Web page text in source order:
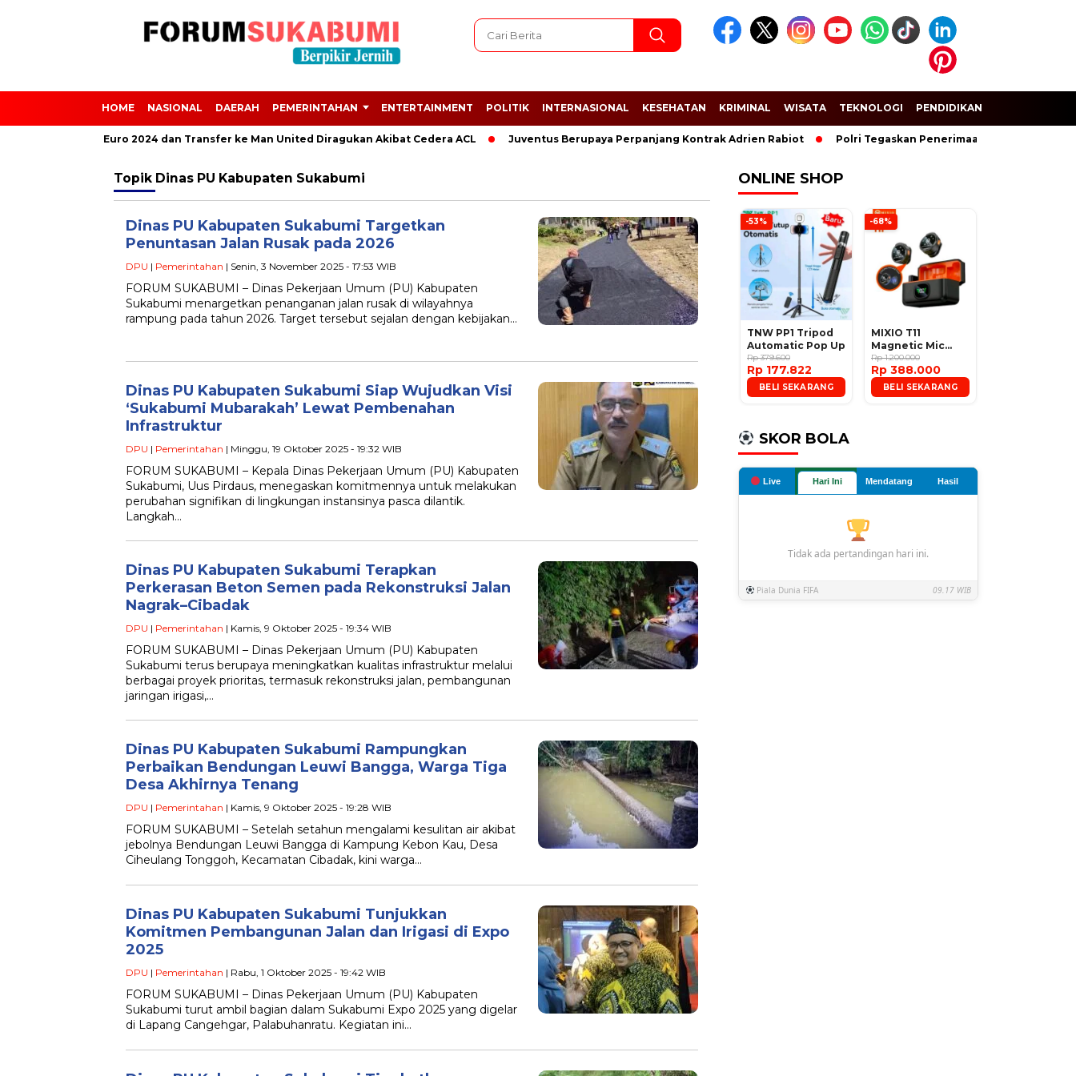
HOME NASIONAL DAERAH PEMERINTAHAN ENTERTAINMENT POLITIK INTERNASIONAL KESEHATAN KRIMINAL WISATA TEKNOLOGI PENDIDIKAN
Absen dari Euro 2024 dan Transfer ke Man United Diragukan Akibat Cedera ACL Juventus Berupaya Perpanjang Kontrak Adrien Rabiot Polri Tegaskan Penerimaan Anggota dan
Topik Dinas PU Kabupaten Sukabumi
Dinas PU Kabupaten Sukabumi Targetkan
Penuntasan Jalan Rusak pada 2026
DPU | Pemerintahan | Senin, 3 November 2025 - 17:53 WIB
FORUM SUKABUMI – Dinas Pekerjaan Umum (PU) Kabupaten
Sukabumi menargetkan penanganan jalan rusak di wilayahnya
rampung pada tahun 2026. Target tersebut sejalan dengan kebijakan…
Dinas PU Kabupaten Sukabumi Siap Wujudkan Visi
‘Sukabumi Mubarakah’ Lewat Pembenahan
Infrastruktur
DPU | Pemerintahan | Minggu, 19 Oktober 2025 - 19:32 WIB
FORUM SUKABUMI – Kepala Dinas Pekerjaan Umum (PU) Kabupaten
Sukabumi, Uus Pirdaus, menegaskan komitmennya untuk melakukan
perubahan signifikan di lingkungan instansinya pasca dilantik.
Langkah…
Dinas PU Kabupaten Sukabumi Terapkan
Perkerasan Beton Semen pada Rekonstruksi Jalan
Nagrak–Cibadak
DPU | Pemerintahan | Kamis, 9 Oktober 2025 - 19:34 WIB
FORUM SUKABUMI – Dinas Pekerjaan Umum (PU) Kabupaten
Sukabumi terus berupaya meningkatkan kualitas infrastruktur melalui
berbagai proyek prioritas, termasuk rekonstruksi jalan, pembangunan
jaringan irigasi,…
Dinas PU Kabupaten Sukabumi Rampungkan
Perbaikan Bendungan Leuwi Bangga, Warga Tiga
Desa Akhirnya Tenang
DPU | Pemerintahan | Kamis, 9 Oktober 2025 - 19:28 WIB
FORUM SUKABUMI – Setelah setahun mengalami kesulitan air akibat
jebolnya Bendungan Leuwi Bangga di Kampung Kebon Kau, Desa
Ciheulang Tonggoh, Kecamatan Cibadak, kini warga…
Dinas PU Kabupaten Sukabumi Tunjukkan
Komitmen Pembangunan Jalan dan Irigasi di Expo
2025
DPU | Pemerintahan | Rabu, 1 Oktober 2025 - 19:42 WIB
FORUM SUKABUMI – Dinas Pekerjaan Umum (PU) Kabupaten
Sukabumi turut ambil bagian dalam Sukabumi Expo 2025 yang digelar
di Lapang Cangehgar, Palabuhanratu. Kegiatan ini…
ONLINE SHOP
-53%
TNW PP1 Tripod
Automatic Pop Up
Rp 379.600
Rp 177.822
BELI SEKARANG
-68%
MIXIO T11
Magnetic Mic
Wireless Clip on
Microphone
Rp 1.200.000
Rp 388.000
BELI SEKARANG
SKOR BOLA
Live Hari Ini Mendatang Hasil
Tidak ada pertandingan hari ini.
Piala Dunia FIFA 09.17 WIB